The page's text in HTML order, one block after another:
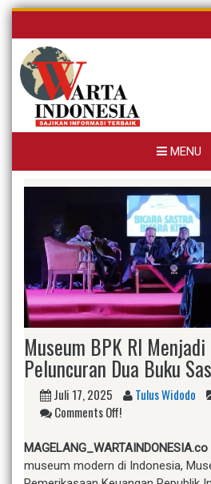
Skip
content
MENU
Museum BPK RI
Peluncuran Dua Buku
Juli 17, 2025 Tulus Widodo
Comments Off!
MAGELANG_WARTAINDONESIA.co
museum modern di Indonesia,